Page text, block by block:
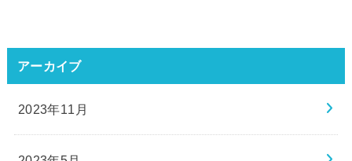
アーカイブ
2023年11月